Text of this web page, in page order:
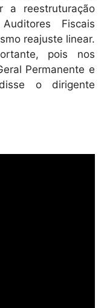
a reestruturação
Fiscais
reajuste linear.
pois nos
Permanente e
o dirigente